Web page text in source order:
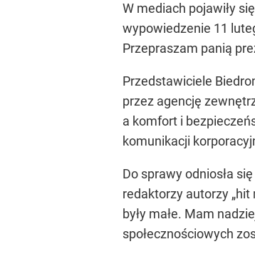
W mediach pojawiły
wypowiedzenie 11
Przepraszam panią
Przedstawiciele
przez agencję
a komfort i
komunikacji
Do sprawy odniosła
redaktorzy autorzy
były małe. Mam
społecznościowych